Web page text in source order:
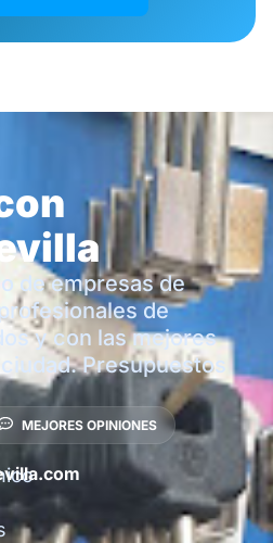
de empresas de
de
y con las mejores
Presupuestos
MEJORES OPINIONES